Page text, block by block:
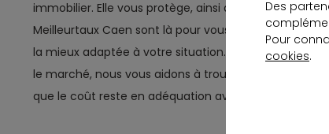
immobilier. Elle vous protège, ainsi que vos proches,
Meilleurtaux Caen sont là pour vous accompagner
la mieux adaptée à votre situation. En comparant les
le marché, nous vous aidons à trouver une
que le coût reste en adéquation avec votre budget.
Des
Pour
cookies.